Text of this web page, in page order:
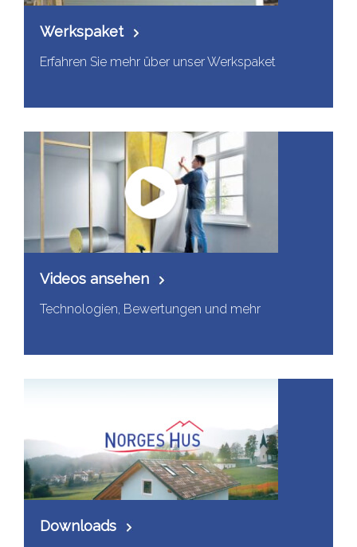
Werkspaket
Erfahren Sie mehr über unser Werkspaket
Videos ansehen
Technologien, Bewertungen und mehr
Downloads